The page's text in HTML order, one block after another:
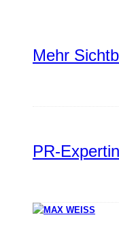
Mehr
PR-